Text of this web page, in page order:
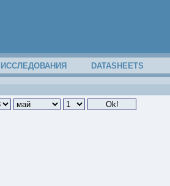
ИССЛЕДОВАНИЯ DATASHEETS